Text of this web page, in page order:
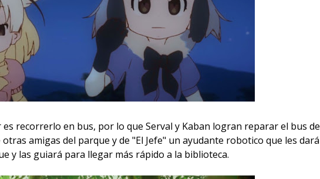
recorrerlo en bus, por lo que Serval y Kaban logran reparar el bus de
amigas del parque y de "El Jefe" un ayudante robotico que les dará
y las guiará para llegar más rápido a la biblioteca.